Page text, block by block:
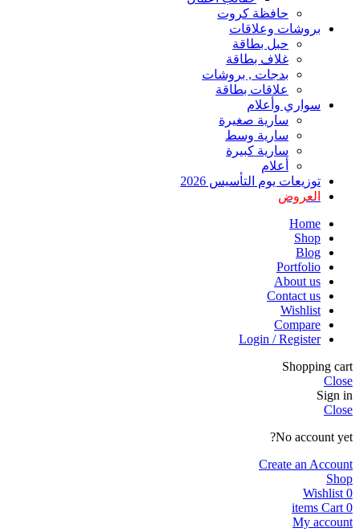
حافظة كروت
بروشات وعلاقات
حبل بطاقة
غلاف بطاقة
بدجات , بروشات
علاقات بطاقة
سواري وأعلام
سارية صغيرة
سارية وسط
سارية كبيرة
أعلام
توزيعات يوم التأسيس 2026
العروض
Home
Shop
Blog
Portfolio
About us
Contact us
Wishlist
Compare
Login / Register
Shopping cart
Close
Sign in
Close
No account yet?
Create an Account
Shop
0
Wishlist
0
items Cart
My account